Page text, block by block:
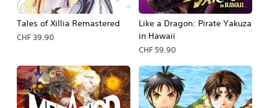
Tales of Xillia Remastered
CHF 39.90
Like a Dragon: Pirate Yakuza
in Hawaii
CHF 59.90